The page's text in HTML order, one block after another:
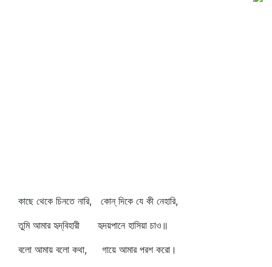
কাছে থেকে চিনতে নারি, কোন্‌ দিকে যে কী নেহারি,
তুমি আমার হৃদ্‌বিহারী হৃদয়পানে হাসিয়া চাও॥
বলো আমায় বলো কথা, গায়ে আমার পরশ করো।